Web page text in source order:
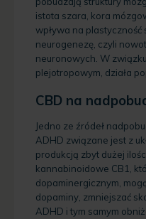
istota szara, kora
wpływa na plastyczność
neurogenezę, czyli
neuronowych. W
plejotropowym, działa
CBD na
Jedno ze źródeł
ADHD związane jest z
produkcją zbyt dużej
kannabinoidowe CB1,
dopaminergicznym,
dopaminy, zmniejszać
ADHD i tym samym